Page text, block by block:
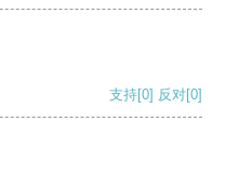
支持[0] 反对[0]